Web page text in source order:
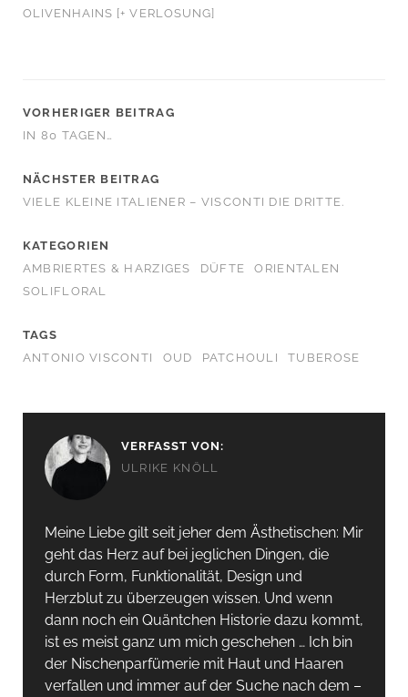
OLIVENHAINS [+ VERLOSUNG]
VORHERIGER BEITRAG
IN 80 TAGEN…
NÄCHSTER BEITRAG
VIELE KLEINE ITALIENER – VISCONTI DIE DRITTE.
KATEGORIEN
AMBRIERTES & HARZIGES
DÜFTE
ORIENTALEN
SOLIFLORAL
TAGS
ANTONIO VISCONTI
OUD PATCHOULI TUBEROSE
VERFASST VON:
ULRIKE KNÖLL
Meine Liebe gilt seit jeher dem Ästhetischen: Mir
geht das Herz auf bei jeglichen Dingen, die
durch Form, Funktionalität, Design und
Herzblut zu überzeugen wissen. Und wenn
dann noch ein Quäntchen Historie dazu kommt,
ist es meist ganz um mich geschehen … Ich bin
der Nischenparfümerie mit Haut und Haaren
verfallen und immer auf der Suche nach dem –